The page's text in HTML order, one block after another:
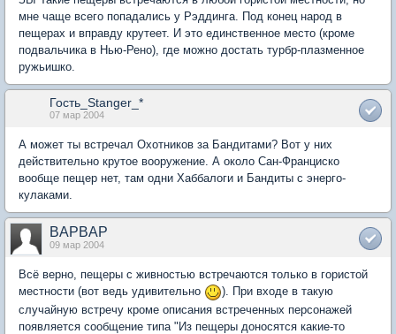
мне чаще всего попадались у Рэддинга. Под конец народ в
пещерах и вправду крутеет. И это единственное место (кроме
подвальчика в Нью-Рено), где можно достать турбр-плазменное
ружьишко.
Гость_Stanger_*
07 мар 2004
А может ты встречал Охотников за Бандитами? Вот у них
действительно крутое вооружение. А около Сан-Франциско
вообще пещер нет, там одни Хаббалоги и Бандиты с энерго-
кулаками.
BAPBAP
09 мар 2004
Всё верно, пещеры с живностью встречаются только в гористой
местности (вот ведь удивительно
). При входе в такую
случайную встречу кроме описания встреченных персонажей
появляется сообщение типа "Из пещеры доносятся какие-то